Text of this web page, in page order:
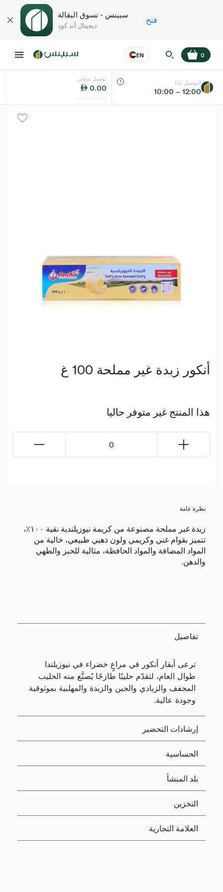
سبينس - تسوق البقالة
ديجيتال آند كود
فتح
EN
اللغة عر
0
توصيل مجاني
0.00
التوصيل غدًا
10:00 – 12:00
أنكور زبدة غير مملحة 100 غ
هذا المنتج غير متوفر حاليا
0
نظرة عامة
زبدة غير مملحة مصنوعة من كريمة نيوزيلندية نقية ١٠٠٪،
تتميز بقوام غني وكريمي ولون ذهبي طبيعي، خالية من
المواد المضافة والمواد الحافظة، مثالية للخبز والطهي
والدهن.
تفاصيل
ترعى أبقار أنكور في مراعٍ خضراء في نيوزيلندا
طوال العام، لتقدّم حليبًا طازجًا يُصنَّع منه الحليب
المجفف والزبادي والجبن والزبدة والمهلبية بموثوقية
وجودة عالية.
إرشادات التحضير
الحساسية
بلد المنشأ
التخزين
العلامة التجارية